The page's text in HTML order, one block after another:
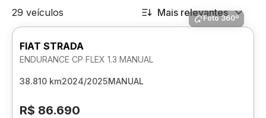
29 veículos Mais relevantes
Foto 360º
FIAT STRADA
ENDURANCE CP FLEX 1.3 MANUAL
38.810 km2024/2025MANUAL
R$ 86.690